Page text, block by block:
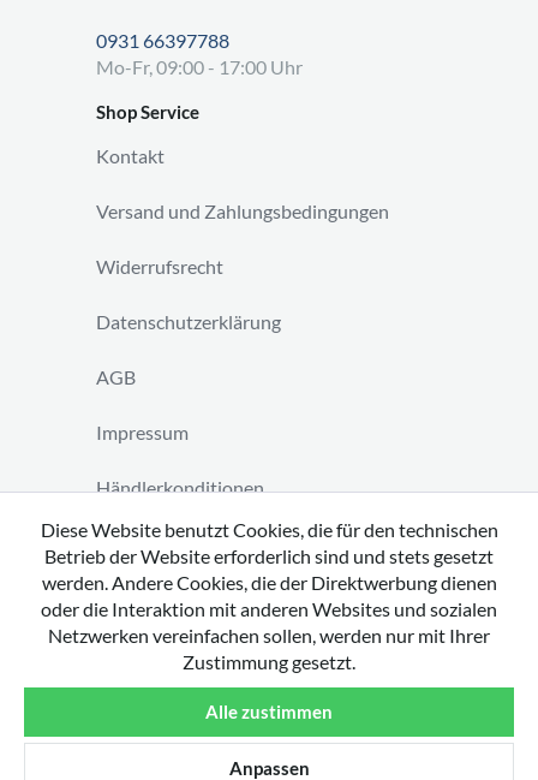
0931 66397788
Mo-Fr, 09:00 - 17:00 Uhr
Shop Service
Kontakt
Versand und Zahlungsbedingungen
Widerrufsrecht
Datenschutzerklärung
AGB
Impressum
Händlerkonditionen
Vertrag widerrufen
Diese Website benutzt Cookies, die für den technischen
Betrieb der Website erforderlich sind und stets gesetzt
werden. Andere Cookies, die der Direktwerbung dienen
oder die Interaktion mit anderen Websites und sozialen
Netzwerken vereinfachen sollen, werden nur mit Ihrer
Zustimmung gesetzt.